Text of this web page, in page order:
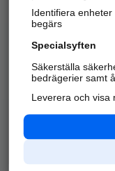
Alla kategorier
API & Kartor
Identifiera
begärs
Specialsyften
Säkerställa
bedrägerier samt
Leverera och visa